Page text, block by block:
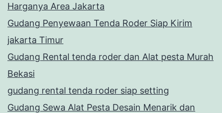
Harganya Area Jakarta
Gudang Penyewaan Tenda Roder Siap Kirim
jakarta Timur
Gudang Rental tenda roder dan Alat pesta Murah
Bekasi
gudang rental tenda roder siap setting
Gudang Sewa Alat Pesta Desain Menarik dan